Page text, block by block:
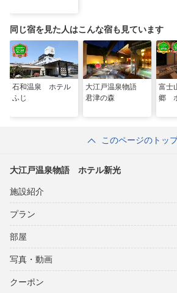
同じ宿を見た人はこんな宿も見ています
石和温泉 ホテル
ふじ
大江戸温泉物語
君津の森
富士
郷
このページのトッ
大江戸温泉物語 ホテル新光
施設紹介
プラン
部屋
写真・動画
クーポン